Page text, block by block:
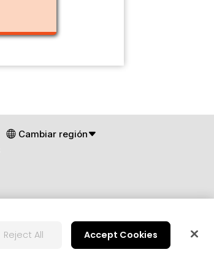
Cambiar región
Reject All Accept Cookies